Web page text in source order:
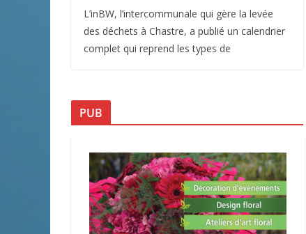
L’inBW, l’intercommunale qui gère la levée
des déchets à Chastre, a publié un calendrier
complet qui reprend les types de
PUB